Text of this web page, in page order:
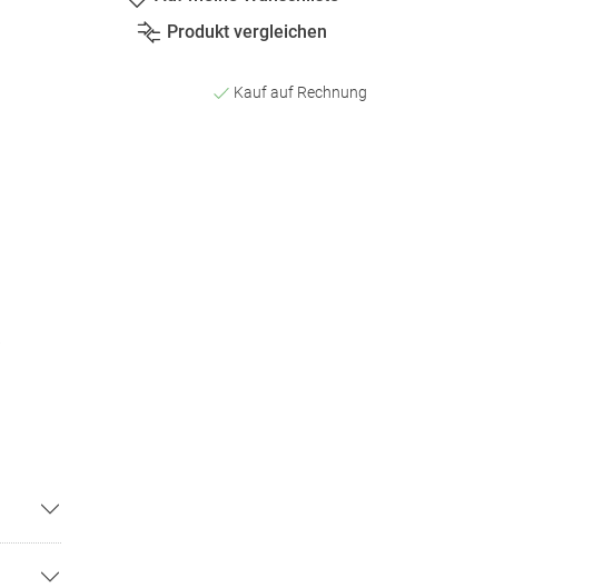
Produkt vergleichen
Kauf auf Rechnung